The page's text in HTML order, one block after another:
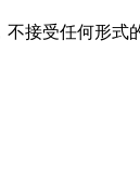
接受任何形